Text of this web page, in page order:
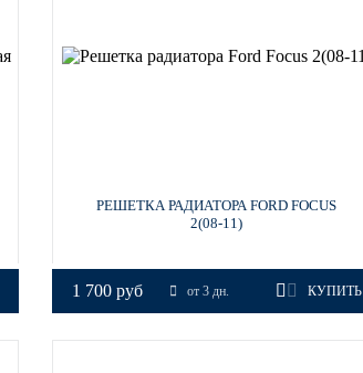
РЕШЕТКА РАДИАТОРА FORD FOCUS
2(08-11)
1 700 руб от 3 дн. КУПИТЬ